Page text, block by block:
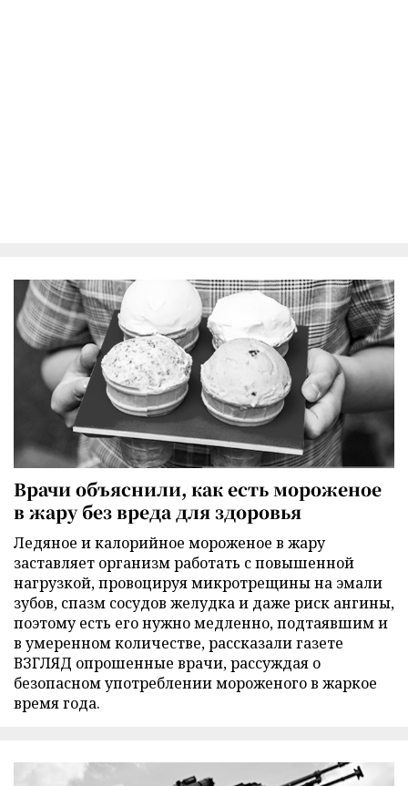
Врачи объяснили, как есть мороженое
в жару без вреда для здоровья
Ледяное и калорийное мороженое в жару
заставляет организм работать с повышенной
нагрузкой, провоцируя микротрещины на эмали
зубов, спазм сосудов желудка и даже риск ангины,
поэтому есть его нужно медленно, подтаявшим и
в умеренном количестве, рассказали газете
ВЗГЛЯД опрошенные врачи, рассуждая о
безопасном употреблении мороженого в жаркое
время года.